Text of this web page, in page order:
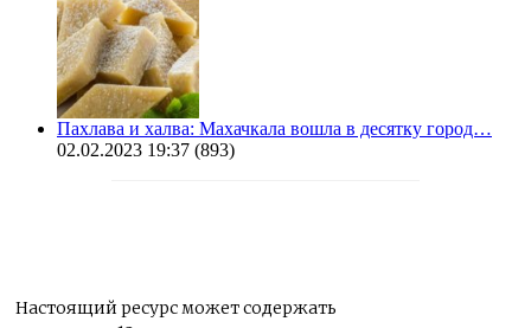
Пахлава и халва: Махачкала вошла в десятку город…
02.02.2023 19:37 (893)
Настоящий ресурс может содержать